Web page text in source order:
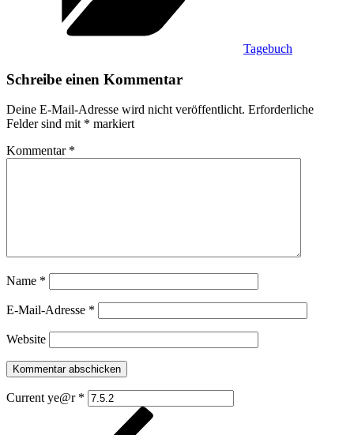
Tagebuch
Schreibe einen Kommentar
Deine E-Mail-Adresse wird nicht veröffentlicht. Erforderliche
Felder sind mit * markiert
Kommentar *
Name *
E-Mail-Adresse *
Website
Current ye@r *
Beitragsnavigation